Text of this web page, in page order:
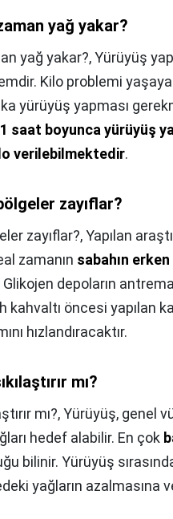
yağ yakar?
yağ yakar?,Yürüyüş
Kilo problemi
yürüyüş yapması
saat boyunca yürüyüş
verilebilmektedir.
zayıflar?
zayıflar?,Yapılan
zamanın sabahın
depoların
kahvaltı öncesi yapılan
hızlandıracaktır.
mı?
mı?,Yürüyüş, genel
hedef alabilir. En çok
bilinir. Yürüyüş
yağların azalmasına